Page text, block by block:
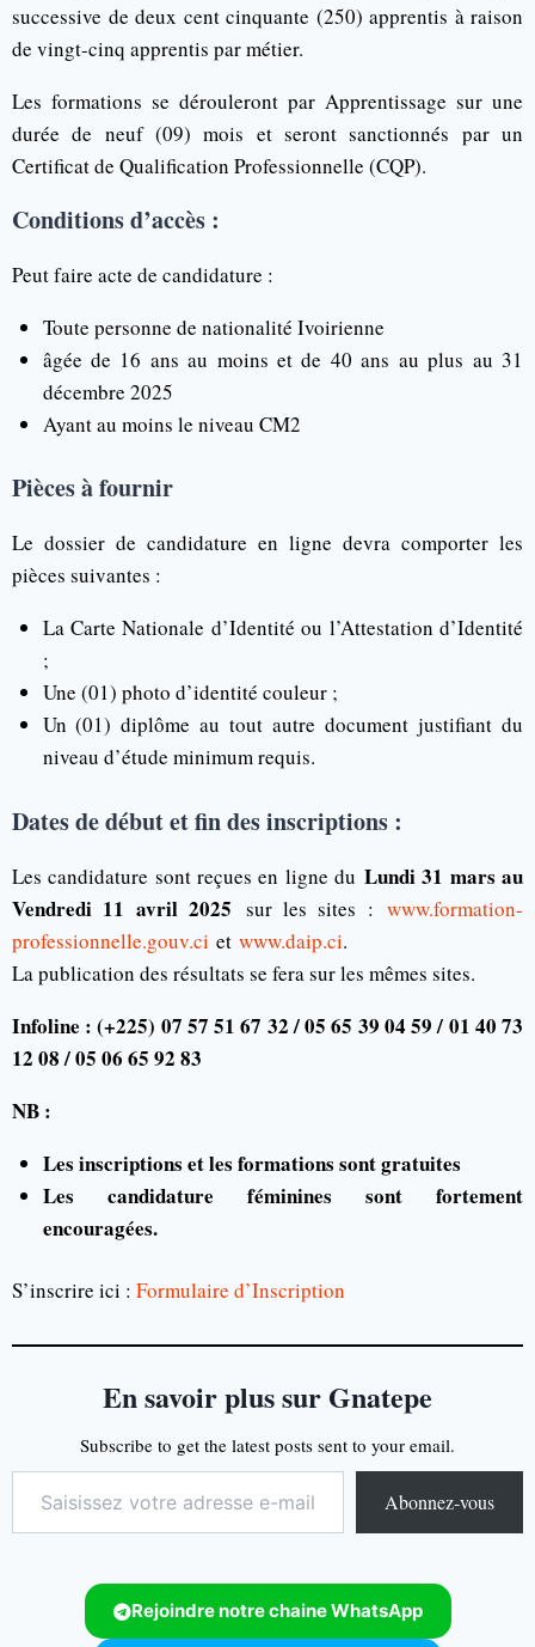
successive de deux cent cinquante (250) apprentis à raison
de vingt-cinq apprentis par métier.
Les formations se dérouleront par Apprentissage sur une
durée de neuf (09) mois et seront sanctionnés par un
Certificat de Qualification Professionnelle (CQP).
Conditions d’accès :
Peut faire acte de candidature :
Toute personne de nationalité Ivoirienne
âgée de 16 ans au moins et de 40 ans au plus au 31
décembre 2025
Ayant au moins le niveau CM2
Pièces à fournir
Le dossier de candidature en ligne devra comporter les
pièces suivantes :
La Carte Nationale d’Identité ou l’Attestation d’Identité
;
Une (01) photo d’identité couleur ;
Un (01) diplôme au tout autre document justifiant du
niveau d’étude minimum requis.
Dates de début et fin des inscriptions :
Les candidature sont reçues en ligne duLundi 31 mars au
Vendredi 11 avril 2025 sur les sites : www.formation-
professionnelle.gouv.ci et www.daip.ci.
La publication des résultats se fera sur les mêmes sites.
Infoline : (+225) 07 57 51 67 32 / 05 65 39 04 59 / 01 40 73
12 08 / 05 06 65 92 83
NB :
Les inscriptions et les formations sont gratuites
Les candidature féminines sont fortement
encouragées.
S’inscrire ici : Formulaire d’Inscription
En savoir plus sur Gnatepe
Subscribe to get the latest posts sent to your email.
Abonnez-vous
Rejoindre notre chaine WhatsApp